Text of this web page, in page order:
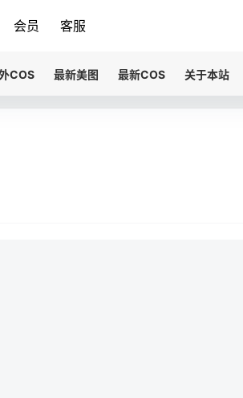
会员 客服
COS 最新美图 最新COS 关于本站